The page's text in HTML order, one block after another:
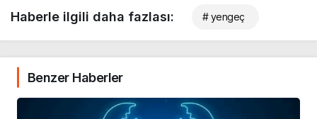
Haberle ilgili daha fazlası: # yengeç
Benzer Haberler